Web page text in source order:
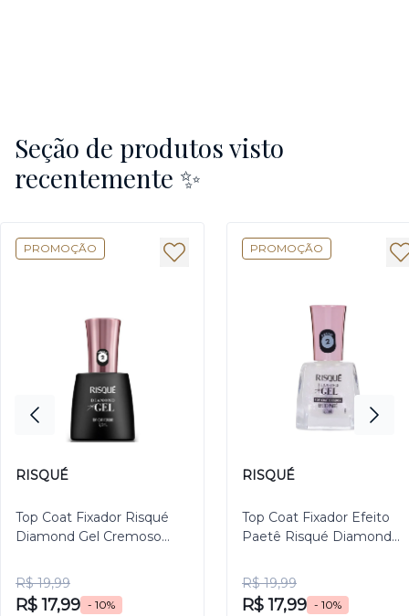
Seção de produtos visto
recentemente ✨
PROMOÇÃO
RISQUÉ
Top Coat Fixador Risqué
Diamond Gel Cremoso
R$ 19,99
R$ 17,99 - 10%
PROMOÇÃO
RISQUÉ
Top Coat Fixador Efeito
Paetê Risqué Diamond
R$ 19,99
R$ 17,99 - 10%